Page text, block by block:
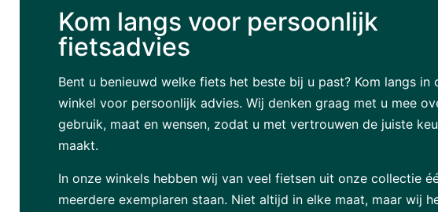
Kom langs voor persoonlijk
fietsadvies
Bent u benieuwd welke fiets het beste bij u past? Kom langs in
winkel voor persoonlijk advies. Wij denken graag met u mee
gebruik, maat en wensen, zodat u met vertrouwen de juiste
maakt.
In onze winkels hebben wij van veel fietsen uit onze collectie
meerdere exemplaren staan. Niet altijd in elke maat, maar wij